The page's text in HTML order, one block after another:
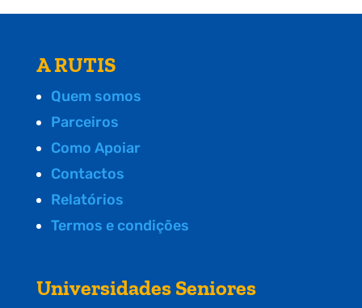
A RUTIS
Quem somos
Parceiros
Como Apoiar
Contactos
Relatórios
Termos e condições
Universidades Seniores